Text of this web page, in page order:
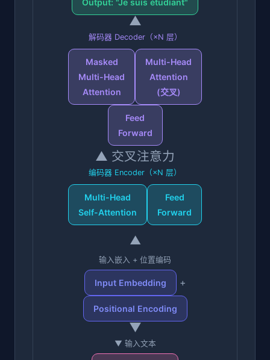
Output: "Je suis étudiant"
▲
解码器 Decoder（×N 层）
Masked
Multi-Head
Attention
Multi-Head
Attention
(交叉)
Feed
Forward
▲ 交叉注意力
编码器 Encoder（×N 层）
Multi-Head
Self-Attention
Feed
Forward
▲
输入嵌入 + 位置编码
Input Embedding +
Positional Encoding
▼
▼ 输入文本